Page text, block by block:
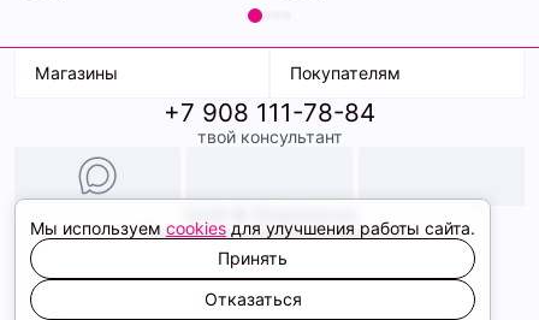
Магазины
ТК Терминал
ТРК Континент
Покупателям
Доставка
Условия оплаты
Образы
+7 908 111-78-84
твой консультант
Политика конфиденциальности
Соглашение cookie
Сайт создали
Мы используем cookies для улучшения работы сайта.
Принять
Отказаться